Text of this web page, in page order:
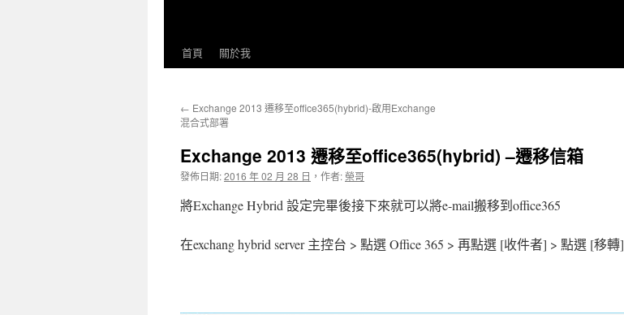
首頁 關於我
← Exchange 2013 遷移至office365(hybrid)-啟用Exchange
混合式部署
Exchange 2013 遷移至office365(hybrid) –遷移信箱
發佈日期:2016 年 02 月 28 日 ， 作者:榮哥
將Exchange Hybrid 設定完畢後接下來就可以將e-mail搬移到office365
在exchang hybrid server 主控台 > 點選 Office 365 > 再點選 [收件者] > 點選 [移轉]